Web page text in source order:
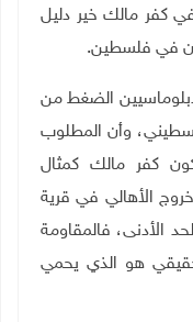
كفر مالك خير دليل
في فلسطين.
الضغط من
وأن المطلوب
كفر مالك كمثال
خروج الأهالي في قرية
الأدنى، فالمقاومة
هو الذي يحمي